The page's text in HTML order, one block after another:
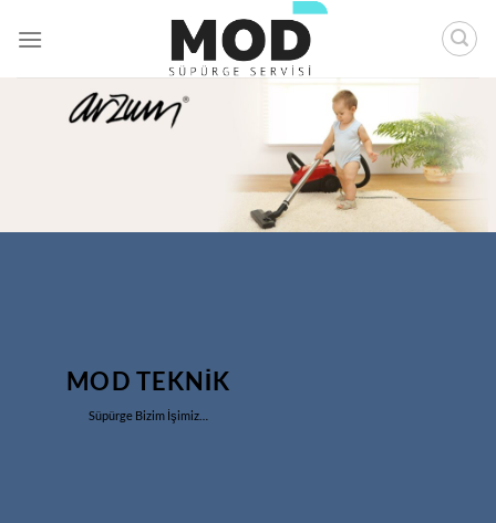
atla
MOD TEKNİK
Süpürge Bizim İşimiz…